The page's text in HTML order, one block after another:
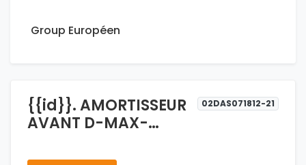
Group Européen
{{id}}. AMORTISSEUR
AVANT D-MAX-
02DAS071812-21